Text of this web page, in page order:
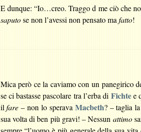
E dunque: “Io…creo. Traggo d me ciò che
saputose non l’avessi non pensato ma fatto!
Mica però ce la caviamo con un panegirico
se ci bastasse pascolare tra l’erba di Fichtee
ilfare – non lo sperava Macbeth? – taglia
sua volta di ben più gravi! – Nessun attimo